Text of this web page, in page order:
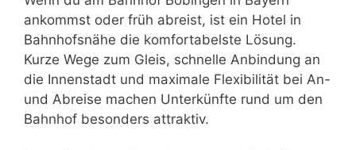
ankommst oder früh abreist, ist ein Hotel in
Bahnhofsnähe die komfortabelste Lösung.
Kurze Wege zum Gleis, schnelle Anbindung an
die Innenstadt und maximale Flexibilität bei An-
und Abreise machen Unterkünfte rund um den
Bahnhof besonders attraktiv.